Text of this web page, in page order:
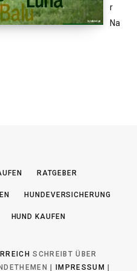
r
Na
RATGEBER
HUNDEVERSICHERUNG
HUND KAUFEN
SCHREIBT ÜBER
|
IMPRESSUM